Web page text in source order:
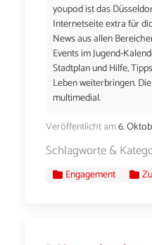
youpod ist das
Internetseite extra für
News aus allen
Events im Jugend-
Stadtplan und Hilfe,
Leben weiterbringen.
multimedial.
Veröffentlicht am6.
Schlagworte &
Engagement